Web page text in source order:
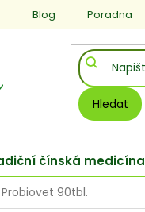
Blog Poradna
Hledat
čínská medicína
90tbl.